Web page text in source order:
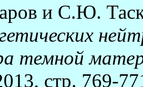
и С.Ю.
темной
стр. 769-